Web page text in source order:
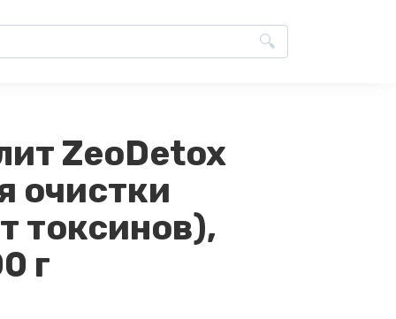
ZeoDetox
очистки
токсинов),
г